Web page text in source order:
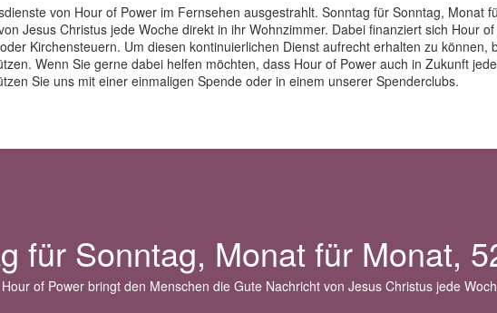
von Hour of Power im Fernsehen ausgestrahlt. Sonntag für Sonntag, Monat
Jesus Christus jede Woche direkt in ihr Wohnzimmer. Dabei finanziert sich Hour
Kirchensteuern. Um diesen kontinuierlichen Dienst aufrecht erhalten zu
Wenn Sie gerne dabei helfen möchten, dass Hour of Power auch in Zukunft
Sie uns mit einer einmaligen Spende oder in einem unserer Spenderclubs.
für Sonntag, Monat für Monat,
Hour of Power bringt den Menschen die Gute Nachricht von Jesus Christus jede